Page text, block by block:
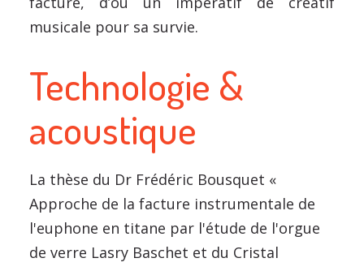
musicale pour sa survie.
Technologie &
acoustique
La thèse du Dr Frédéric Bousquet «
Approche de la facture instrumentale de
l'euphone en titane par l'étude de l'orgue
de verre Lasry Baschet et du Cristal